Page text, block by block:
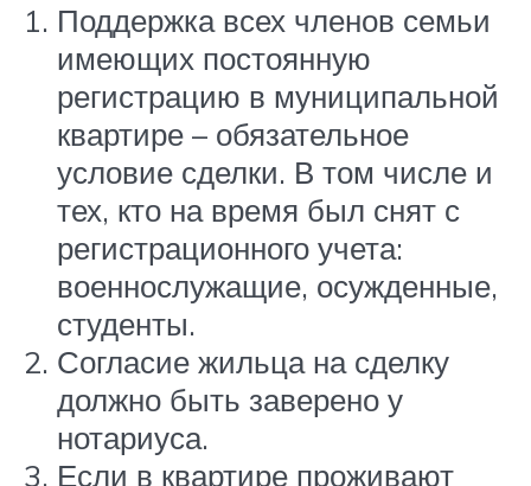
Поддержка всех членов семьи
имеющих постоянную
регистрацию в муниципальной
квартире – обязательное
условие сделки. В том числе и
тех, кто на время был снят с
регистрационного учета:
военнослужащие, осужденные,
студенты.
Согласие жильца на сделку
должно быть заверено у
нотариуса.
Если в квартире проживают